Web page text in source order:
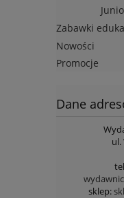
Zabawki
Nowości
Promocje
Dane
ul.
sklep: